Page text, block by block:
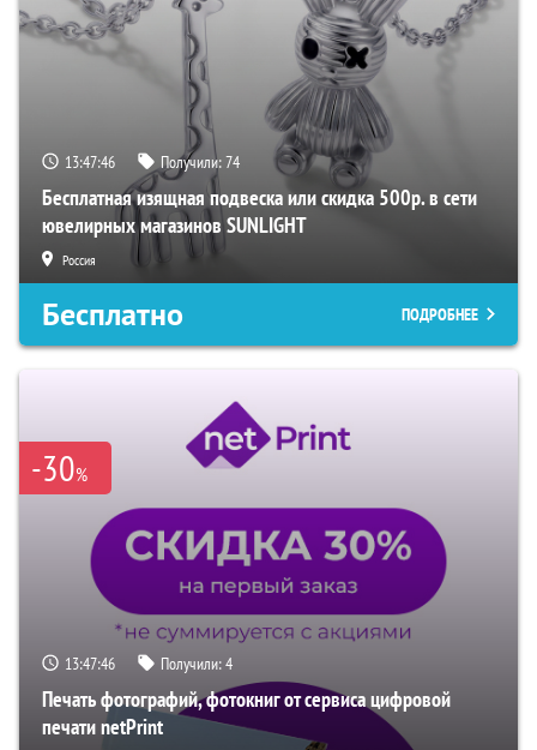
13:47:45 Получили:74
Бесплатная изящная подвеска или скидка 500р. в сети
ювелирных магазинов SUNLIGHT
Россия
Бесплатно ПОДРОБНЕЕ
-30%
13:47:45 Получили:4
Печать фотографий, фотокниг от сервиса цифровой
печати netPrint